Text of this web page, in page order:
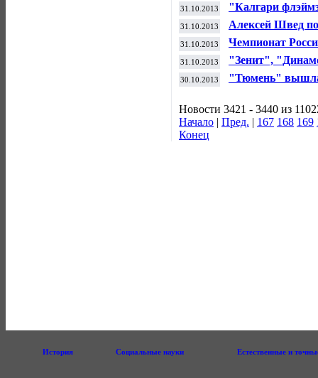
31.10.2013
"Калгари
матче НХЛ
31.10.2013
Алексей Швед
матче
31.10.2013
Чемпионат
сборной страны
31.10.2013
"Зенит",
Кубком России-
30.10.2013
"Тюмень" вышла
Новости 3421 - 3440 из
Начало | Пред. | 167 168 169
Конец
История Социальные науки Естественные и